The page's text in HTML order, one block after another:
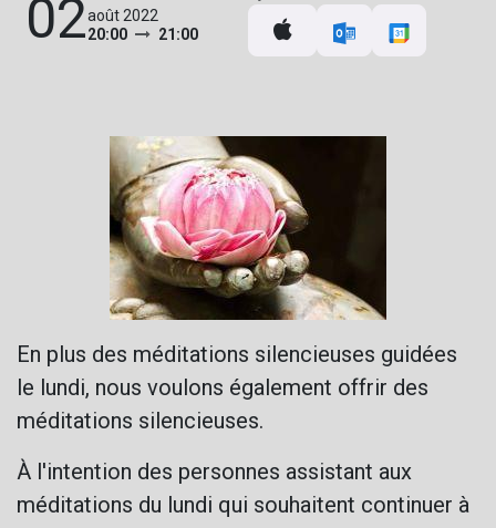
02août 2022
20:00
21:00
En plus des méditations silencieuses guidées
le lundi, nous voulons également offrir des
méditations silencieuses.
À l'intention des personnes assistant aux
méditations du lundi qui souhaitent continuer à